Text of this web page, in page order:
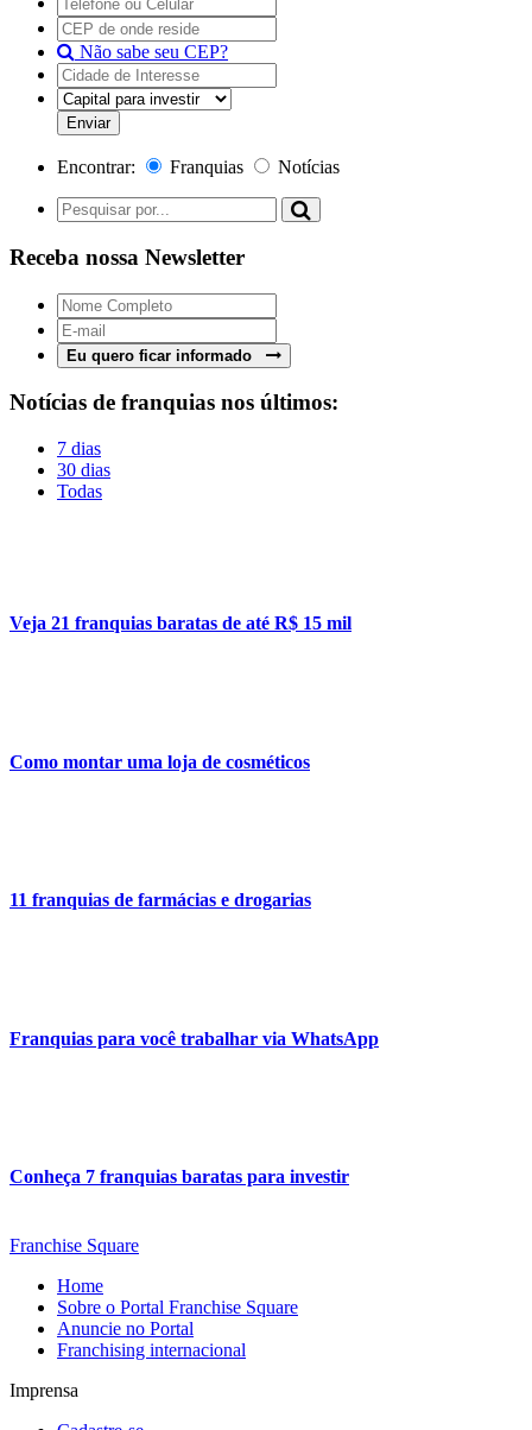
Não sabe seu CEP?
Encontrar: Franquias Notícias
Receba nossa Newsletter
Eu quero ficar informado
Notícias de franquias nos últimos:
7 dias
30 dias
Todas
Veja 21 franquias baratas de até R$ 15 mil
Como montar uma loja de cosméticos
11 franquias de farmácias e drogarias
Franquias para você trabalhar via WhatsApp
Conheça 7 franquias baratas para investir
Franchise Square
Home
Sobre o Portal Franchise Square
Anuncie no Portal
Franchising internacional
Imprensa